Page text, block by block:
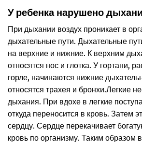
У ребенка нарушено
При дыхании воздух проникает в
дыхательные пути. Дыхательные
на верхние и нижние. К верхним
относятся нос и глотка. У гортани,
горле, начинаются нижние
относятся трахея и бронхи.Легкие
дыхания. При вдохе в легкие
откуда переносится в кровь. Затем
сердцу. Сердце перекачивает
кровь по организму. Таким образом